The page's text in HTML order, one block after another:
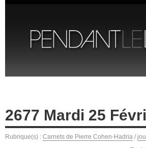
2677 Mardi 25
Rubrique(s) : Carnets de Pierre Cohen-Hadria /